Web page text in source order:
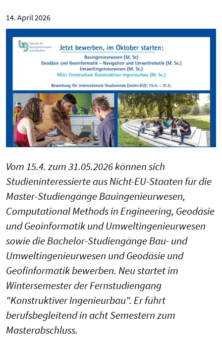
14. April 2026
Vom 15.4. zum 31.05.2026 können sich
Studieninteressierte aus Nicht-EU-Staaten für die
Master-Studiengänge Bauingenieurwesen,
Computational Methods in Engineering, Geodäsie
und Geoinformatik und Umweltingenieurwesen
sowie die Bachelor-Studiengänge Bau- und
Umweltingenieurwesen und Geodäsie und
Geofinformatik bewerben. Neu startet im
Wintersemester der Fernstudiengang
"Konstruktiver Ingenieurbau". Er führt
berufsbegleitend in acht Semestern zum
Masterabschluss.